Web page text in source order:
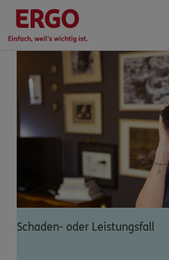
Schaden- oder Leistungsfall